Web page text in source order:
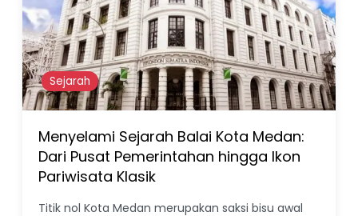
Sejarah
Menyelami Sejarah Balai Kota Medan:
Dari Pusat Pemerintahan hingga Ikon
Pariwisata Klasik
Titik nol Kota Medan merupakan saksi bisu awal